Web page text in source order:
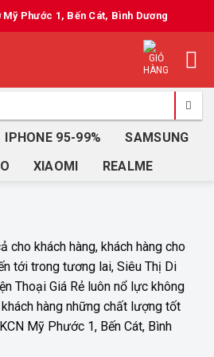
Mỹ Phước 1, Bến Cát, Bình Dương
IPHONE 95-99%
SAMSUNG
XIAOMI REALME
cho khách hàng, khách hàng cho
tới trong tương lai, Siêu Thị Di
Thoại Giá Rẻ luôn nổ lực không
hàng những chất lượng tốt
Mỹ Phước 1, Bến Cát, Bình